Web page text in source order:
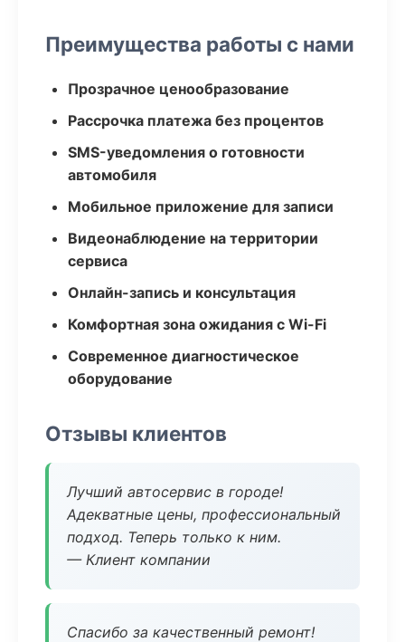
Преимущества работы с нами
Прозрачное ценообразование
Рассрочка платежа без процентов
SMS-уведомления о готовности
автомобиля
Мобильное приложение для записи
Видеонаблюдение на территории
сервиса
Онлайн-запись и консультация
Комфортная зона ожидания с Wi-Fi
Современное диагностическое
оборудование
Отзывы клиентов
Лучший автосервис в городе!
Адекватные цены, профессиональный
подход. Теперь только к ним.
— Клиент компании
Спасибо за качественный ремонт!